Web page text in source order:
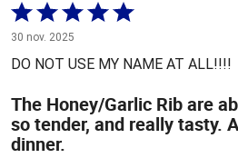
Coté
5 sur
5
30 nov. 2025
DO NOT USE MY NAME AT ALL!!!!
The Honey/Garlic Rib are
so tender, and really tasty.
dinner.